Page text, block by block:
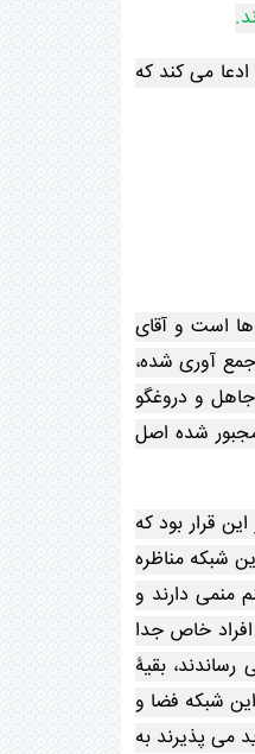
می کند که
است و آقای
فایلی که آماده کردیم جمع آوری شده،
و دروغگو
مجبور شده اصل
قرار بود که
شبکه مناظره
منمی دارند و
خاص جدا
بقیۀ
شبکه فضا و
می پذیرند به